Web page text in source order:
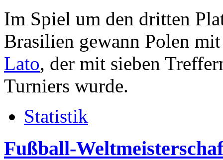
Im Spiel um den dritten
Brasilien gewann Polen
Lato, der mit sieben
Turniers wurde.
Statistik
Fußball-